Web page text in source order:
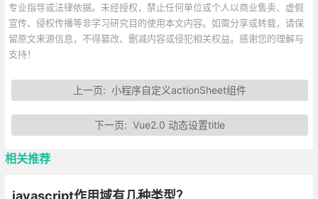
专业指导或法律依据。未经授权，禁止任何单位或个人以商业售卖、虚假
宣传、侵权传播等非学习研究目的使用本文内容。如需分享或转载，请保
留原文来源信息，不得篡改、删减内容或侵犯相关权益。感谢您的理解与
支持！
上一页: 小程序自定义actionSheet组件
下一页: Vue2.0 动态设置title
相关推荐
javascript作用域有几种类型？